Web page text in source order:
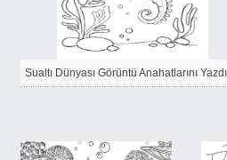
Sualtı Dünyası Görüntü Anahatlarını